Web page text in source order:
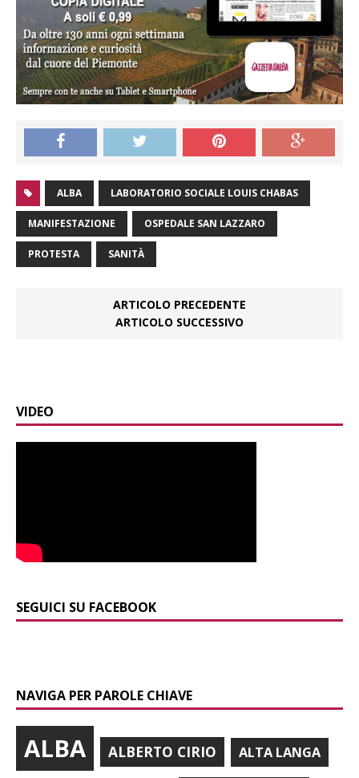
ALBA LABORATORIO SOCIALE LOUIS CHABAS
MANIFESTAZIONE OSPEDALE SAN LAZZARO
PROTESTA SANITÀ
ARTICOLO PRECEDENTE
ARTICOLO SUCCESSIVO
VIDEO
SEGUICI SU FACEBOOK
NAVIGA PER PAROLE CHIAVE
ALBA ALBERTO CIRIO ALTA LANGA